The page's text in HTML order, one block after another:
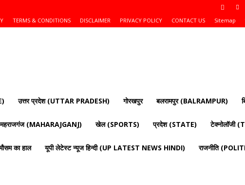
TERMS & CONDITIONS DISCLAIMER PRIVACY POLICY CONTACT US Sitemap
उत्तर प्रदेश (UTTAR PRADESH) गोरखपुर बलरामपुर (BALRAMPUR)
महराजगंज (MAHARAJGANJ) खेल (SPORTS) प्रदेश (STATE) टेक्नोलॉजी
का हाल यूपी लेटेस्ट न्यूज हिन्दी (UP LATEST NEWS HINDI) राजनीति